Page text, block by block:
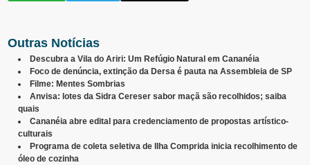
Outras Notícias
Descubra a Vila do Ariri: Um Refúgio Natural em Cananéia
Foco de denúncia, extinção da Dersa é pauta na Assembleia de SP
Filme: Mentes Sombrias
Anvisa: lotes da Sidra Cereser sabor maçã são recolhidos; saiba
quais
Cananéia abre edital para credenciamento de propostas artístico-
culturais
Programa de coleta seletiva de Ilha Comprida inicia recolhimento de
óleo de cozinha